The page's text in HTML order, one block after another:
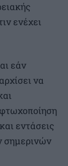
ενέχει
εάν
να
εντάσεις
σημερινών